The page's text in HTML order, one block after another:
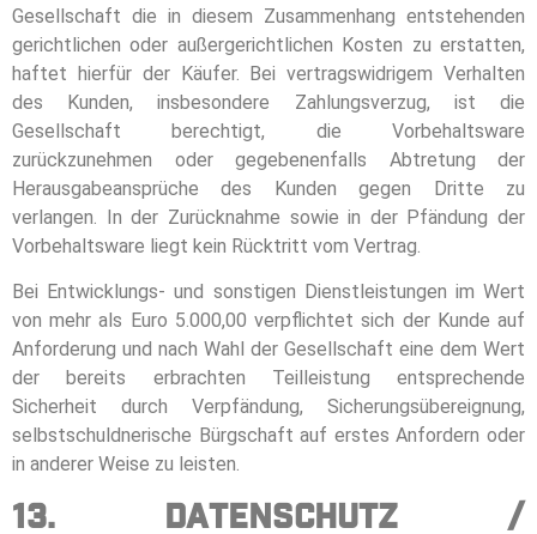
Gesellschaft die in diesem Zusammenhang entstehenden
gerichtlichen oder außergerichtlichen Kosten zu erstatten,
haftet hierfür der Käufer. Bei vertragswidrigem Verhalten
des Kunden, insbesondere Zahlungsverzug, ist die
Gesellschaft berechtigt, die Vorbehaltsware
zurückzunehmen oder gegebenenfalls Abtretung der
Herausgabeansprüche des Kunden gegen Dritte zu
verlangen. In der Zurücknahme sowie in der Pfändung der
Vorbehaltsware liegt kein Rücktritt vom Vertrag.
Bei Entwicklungs- und sonstigen Dienstleistungen im Wert
von mehr als Euro 5.000,00 verpflichtet sich der Kunde auf
Anforderung und nach Wahl der Gesellschaft eine dem Wert
der bereits erbrachten Teilleistung entsprechende
Sicherheit durch Verpfändung, Sicherungsübereignung,
selbstschuldnerische Bürgschaft auf erstes Anfordern oder
in anderer Weise zu leisten.
13. Datenschutz /